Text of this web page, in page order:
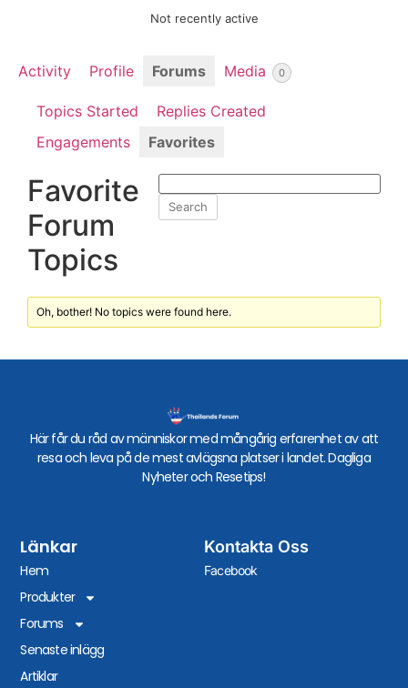
Not recently active
Activity Profile Forums Media 0
Topics Started
Replies Created
Engagements
Favorites
Favorite
Forum
Topics
Oh, bother! No topics were found here.
Här får du råd av människor med mångårig erfarenhet av att
resa och leva på de mest avlägsna platser i landet. Dagliga
Nyheter och Resetips!
Länkar
Hem
Produkter
Forums
Senaste inlägg
Artiklar
Kontakta Oss
Facebook